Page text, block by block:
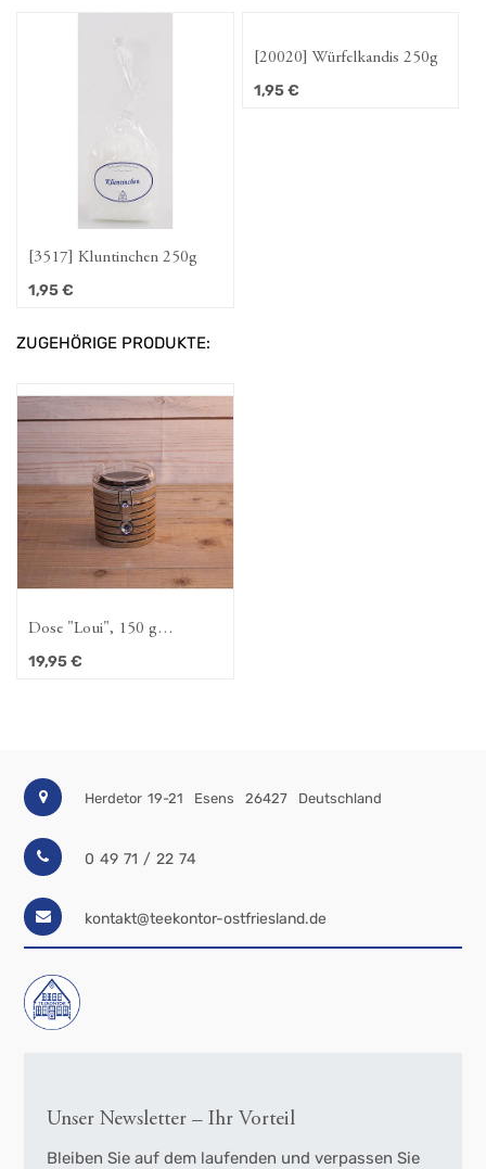
[3517] Kluntinchen 250g
1,95€
[20020] Würfelkandis 250g
1,95€
ZUGEHÖRIGE PRODUKTE:
Dose "Loui", 150 g
Kunststoff, rund, mit
19,95€
Herdetor 19-21 Esens 26427 Deutschland
0 49 71 / 22 74
kontakt@teekontor-ostfriesland.de
Unser Newsletter – Ihr Vorteil
Bleiben Sie auf dem laufenden und verpassen Sie